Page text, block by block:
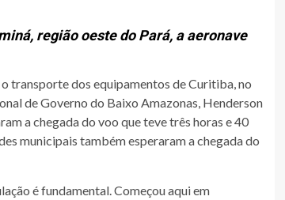
região oeste do Pará, a aeronave
transporte dos equipamentos de Curitiba, no
de Governo do Baixo Amazonas, Henderson
a chegada do voo que teve três horas e 40
municipais também esperaram a chegada do
é fundamental. Começou aqui em